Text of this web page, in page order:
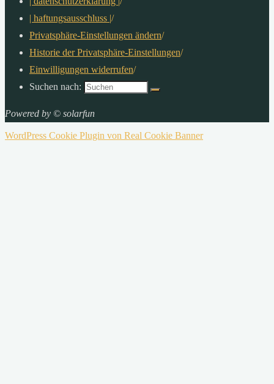
| haftungsausschluss |/
Privatsphäre-Einstellungen ändern/
Historie der Privatsphäre-Einstellungen/
Einwilligungen widerrufen/
Suchen nach:
Powered by © solarfun
WordPress Cookie Plugin von Real Cookie Banner